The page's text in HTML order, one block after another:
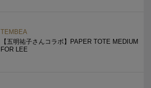
TEMBEA
【五明祐子さんコラボ】PAPER TOTE MEDIUM
FOR LEE